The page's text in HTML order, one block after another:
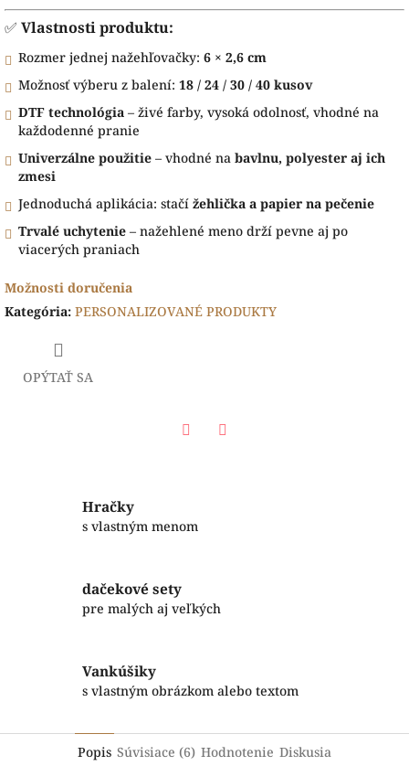
✅ Vlastnosti produktu:
Rozmer jednej nažehľovačky: 6 × 2,6 cm
Možnosť výberu z balení: 18 / 24 / 30 / 40 kusov
DTF technológia – živé farby, vysoká odolnosť, vhodné na
každodenné pranie
Univerzálne použitie – vhodné na bavlnu, polyester aj ich
zmesi
Jednoduchá aplikácia: stačí žehlička a papier na pečenie
Trvalé uchytenie – nažehlené meno drží pevne aj po
viacerých praniach
Možnosti doručenia
Kategória: PERSONALIZOVANÉ PRODUKTY
OPÝTAŤ SA
Hračky
s vlastným menom
dačekové sety
pre malých aj veľkých
Vankúšiky
s vlastným obrázkom alebo textom
Popis Súvisiace (6) Hodnotenie Diskusia